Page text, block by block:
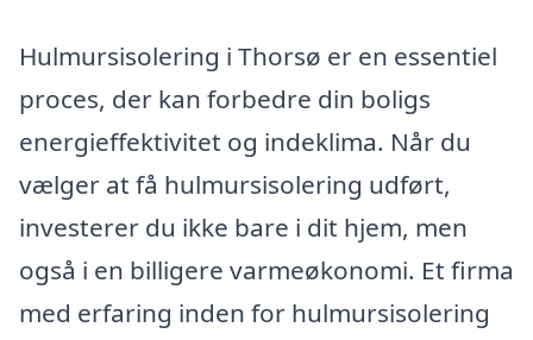
Hulmursisolering i Thorsø er en essentiel
proces, der kan forbedre din boligs
energieffektivitet og indeklima. Når du
vælger at få hulmursisolering udført,
investerer du ikke bare i dit hjem, men
også i en billigere varmeøkonomi. Et firma
med erfaring inden for hulmursisolering